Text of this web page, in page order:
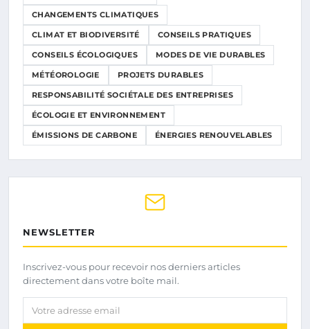
CHANGEMENTS CLIMATIQUES
CLIMAT ET BIODIVERSITÉ CONSEILS PRATIQUES
CONSEILS ÉCOLOGIQUES MODES DE VIE DURABLES
MÉTÉOROLOGIE PROJETS DURABLES
RESPONSABILITÉ SOCIÉTALE DES ENTREPRISES
ÉCOLOGIE ET ENVIRONNEMENT
ÉMISSIONS DE CARBONE ÉNERGIES RENOUVELABLES
NEWSLETTER
Inscrivez-vous pour recevoir nos derniers articles
directement dans votre boîte mail.
Votre adresse email